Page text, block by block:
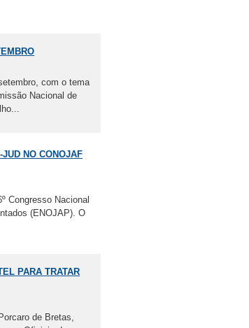
com o tema
Nacional de
NO CONOJAF
Congresso Nacional
(ENOJAP). O
PARA TRATAR
de Bretas,